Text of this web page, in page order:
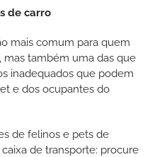
de carro
mais comum para quem
mas também uma das que
inadequados que podem
e dos ocupantes do
de felinos e pets de
de transporte: procure